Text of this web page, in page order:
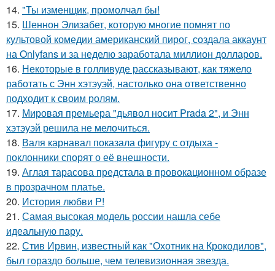
14. "Ты изменщик, промолчал бы!
15. Шеннон Элизабет, которую многие помнят по
культовой комедии американский пирог, создала аккаунт
на Onlyfans и за неделю заработала миллион долларов.
16. Некоторые в голливуде рассказывают, как тяжело
работать с Энн хэтэуэй, настолько она ответственно
подходит к своим ролям.
17. Мировая премьера "дьявол носит Prada 2", и Энн
хэтэуэй решила не мелочиться.
18. Валя карнавал показала фигуру с отдыха -
поклонники спорят о её внешности.
19. Аглая тарасова предстала в провокационном образе
в прозрачном платье.
20. История любви P!
21. Самая высокая модель россии нашла себе
идеальную пару.
22. Стив Ирвин, известный как "Охотник на Крокодилов",
был гораздо больше, чем телевизионная звезда.